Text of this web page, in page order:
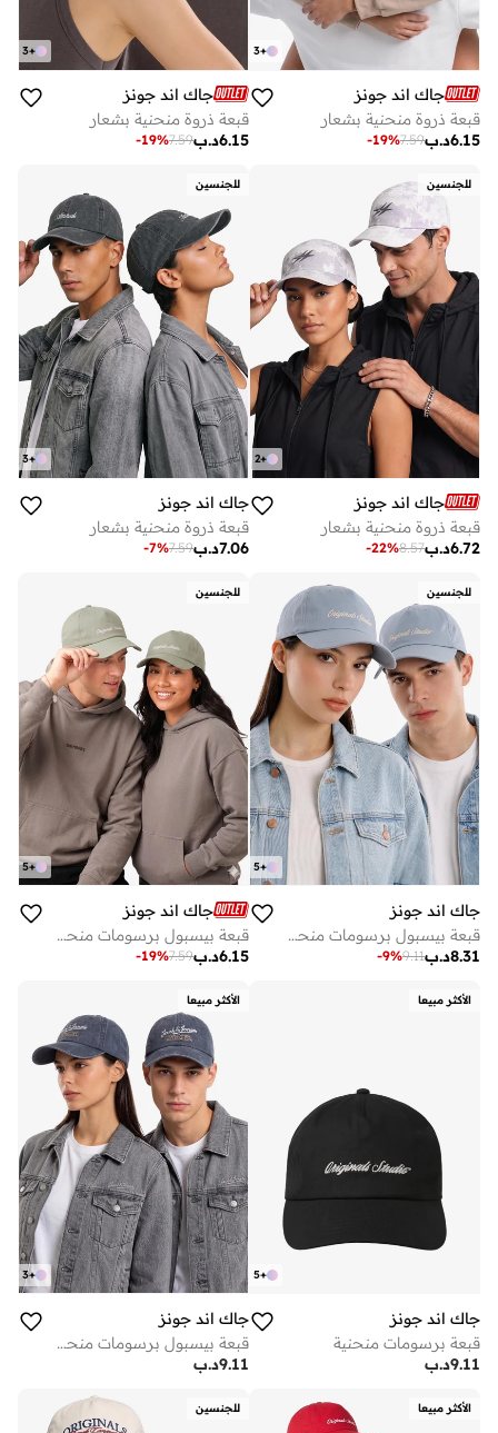
+
3
جاك اند جونز
قبعة ذروة منحنية بشعار
د.ب6.15
7.59
-19%
+
3
جاك اند جونز
قبعة ذروة منحنية بشعار
د.ب6.15
7.59
-19%
للجنسين
+
2
جاك اند جونز
قبعة ذروة منحنية بشعار
د.ب6.72
8.57
-22%
للجنسين
+
3
جاك اند جونز
قبعة ذروة منحنية بشعار
د.ب7.06
7.59
-7%
للجنسين
+
5
جاك اند جونز
قبعة بيسبول برسومات منحنية
د.ب8.31
9.11
-9%
للجنسين
+
5
جاك اند جونز
قبعة بيسبول برسومات منحنية
د.ب6.15
7.59
-19%
الأكثر مبيعا
+
5
جاك اند جونز
قبعة برسومات منحنية
د.ب9.11
الأكثر مبيعا
+
3
جاك اند جونز
قبعة بيسبول برسومات منحنية
د.ب9.11
الأكثر مبيعا للجنسين